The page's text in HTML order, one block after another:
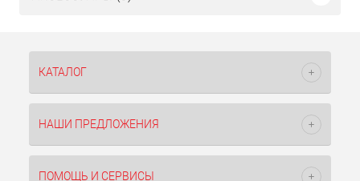
КАТАЛОГ
НАШИ ПРЕДЛОЖЕНИЯ
ПОМОЩЬ И СЕРВИСЫ